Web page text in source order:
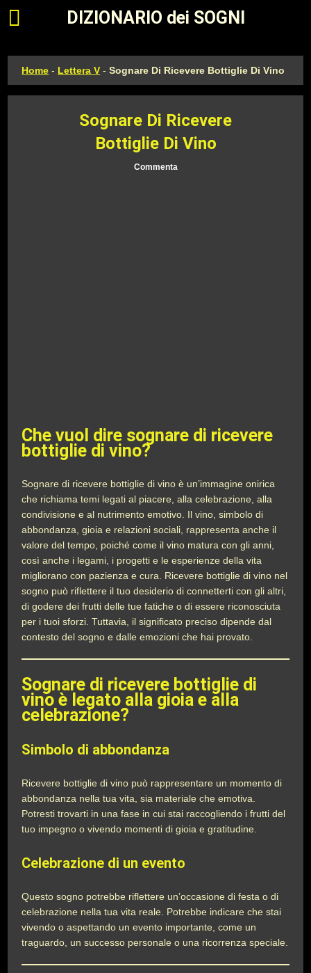
Apri il menu principale
DIZIONARIO dei SOGNI
Home - Lettera V -Sognare Di Ricevere Bottiglie Di Vino
Sognare Di Ricevere
Bottiglie Di Vino
Commenta
Che vuol dire sognare di ricevere
bottiglie di vino?
Sognare di ricevere bottiglie di vino è un’immagine onirica
che richiama temi legati al piacere, alla celebrazione, alla
condivisione e al nutrimento emotivo. Il vino, simbolo di
abbondanza, gioia e relazioni sociali, rappresenta anche il
valore del tempo, poiché come il vino matura con gli anni,
così anche i legami, i progetti e le esperienze della vita
migliorano con pazienza e cura. Ricevere bottiglie di vino nel
sogno può riflettere il tuo desiderio di connetterti con gli altri,
di godere dei frutti delle tue fatiche o di essere riconosciuta
per i tuoi sforzi. Tuttavia, il significato preciso dipende dal
contesto del sogno e dalle emozioni che hai provato.
Sognare di ricevere bottiglie di
vino è legato alla gioia e alla
celebrazione?
Simbolo di abbondanza
Ricevere bottiglie di vino può rappresentare un momento di
abbondanza nella tua vita, sia materiale che emotiva.
Potresti trovarti in una fase in cui stai raccogliendo i frutti del
tuo impegno o vivendo momenti di gioia e gratitudine.
Celebrazione di un evento
Questo sogno potrebbe riflettere un’occasione di festa o di
celebrazione nella tua vita reale. Potrebbe indicare che stai
vivendo o aspettando un evento importante, come un
traguardo, un successo personale o una ricorrenza speciale.